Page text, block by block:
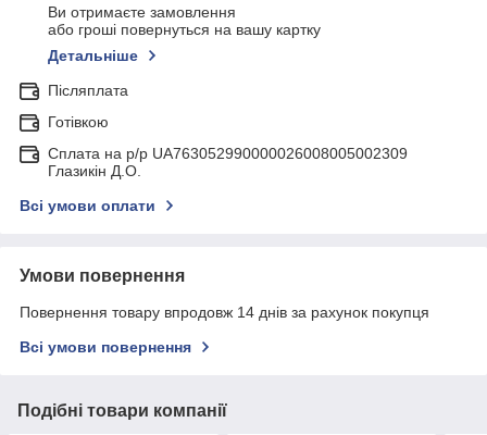
Ви отримаєте замовлення
або гроші повернуться на вашу картку
Детальніше
Післяплата
Готівкою
Сплата на р/р UA763052990000026008005002309
Глазикін Д.О.
Всі умови оплати
Умови повернення
Повернення товару впродовж 14 днів за рахунок покупця
Всі умови повернення
Подібні товари компанії